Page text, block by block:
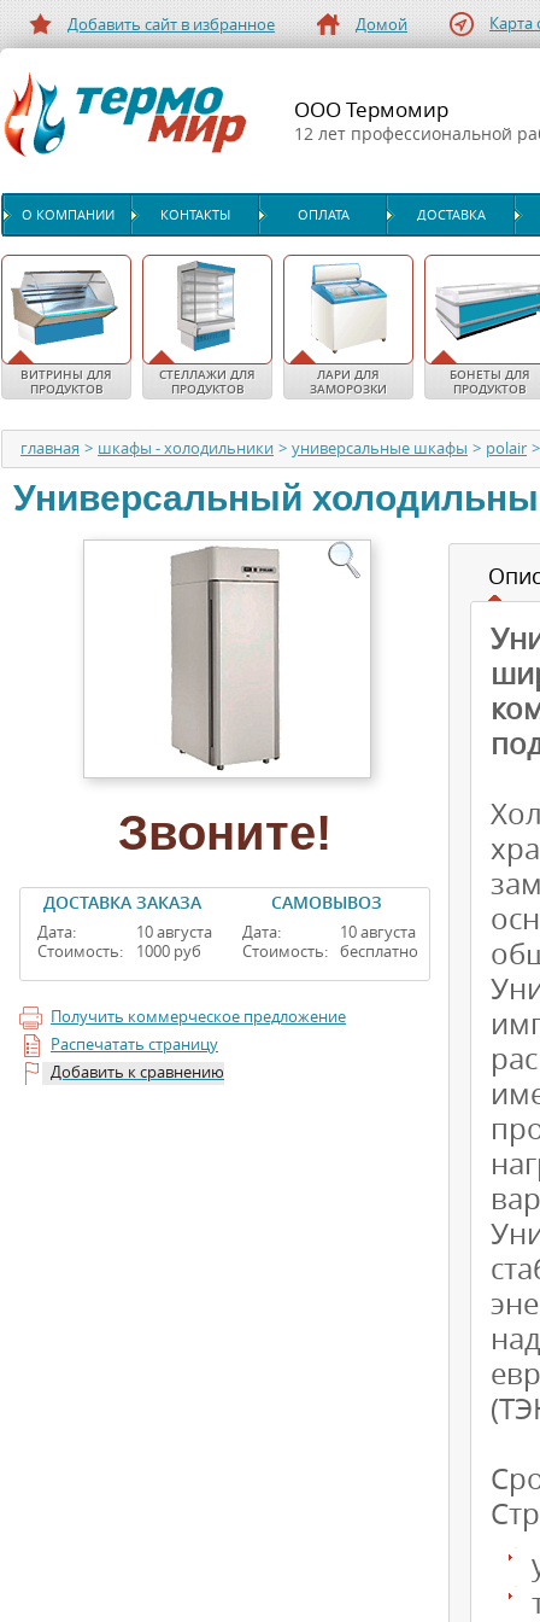
Добавить сайт в избранное Домой Карта
ООО Термомир
12 лет профессиональной
О КОМПАНИИ КОНТАКТЫ ОПЛАТА ДОСТАВКА
ВИТРИНЫ ДЛЯ
ПРОДУКТОВ
СТЕЛЛАЖИ ДЛЯ
ПРОДУКТОВ
ЛАРИ ДЛЯ
ЗАМОРОЗКИ
БОНЕТЫ ДЛЯ
ПРОДУКТОВ
главная > шкафы - холодильники > универсальные шкафы > polair >
Универсальный
Звоните!
ДОСТАВКА ЗАКАЗА
Дата:
Стоимость:
10 августа
1000 руб
САМОВЫВОЗ
Дата:
Стоимость:
10 августа
бесплатно
Получить коммерческое предложение
Распечатать страницу
Добавить к сравнению